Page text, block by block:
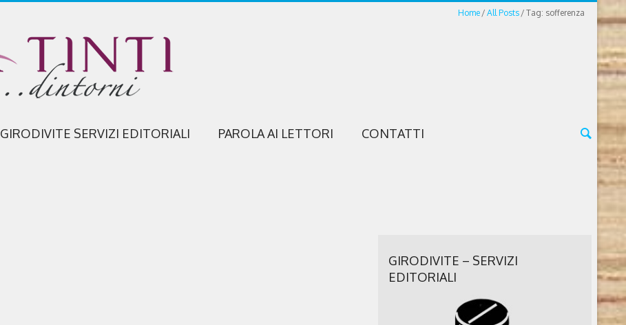
Home All Posts Tag: sofferenza
GIRODIVITE SERVIZI EDITORIALI PAROLA AI LETTORI CONTATTI
GIRODIVITE – SERVIZI
EDITORIALI